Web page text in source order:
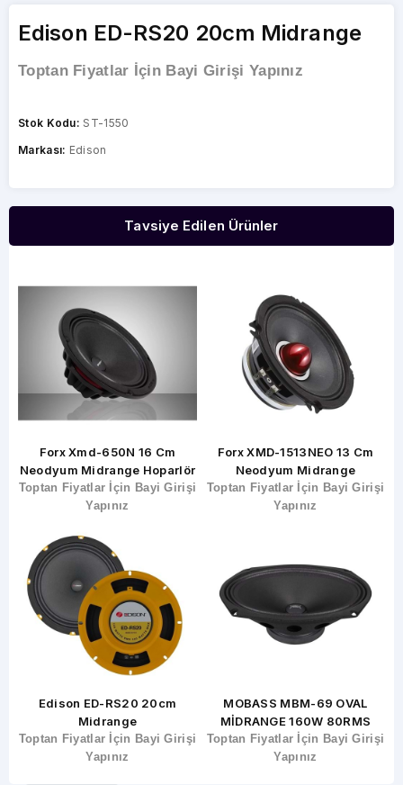
Edison ED-RS20 20cm Midrange
Toptan Fiyatlar İçin Bayi Girişi Yapınız
Stok Kodu: ST-1550
Markası: Edison
Tavsiye Edilen Ürünler
Forx XMD-1513NEO 13 Cm
Neodyum Midrange
Toptan Fiyatlar İçin Bayi Girişi
Yapınız
MOBASS MBM-69 OVAL
MİDRANGE 160W 80RMS
Toptan Fiyatlar İçin Bayi Girişi
Yapınız
Edison ED-R20MD 20 CM
Midrange
Toptan Fiyatlar İçin Bayi Girişi
Yapınız
Forx Xmd-1013N 13cm
Neodyum Midrange
Toptan Fiyatlar İçin Bayi Girişi
Yapınız